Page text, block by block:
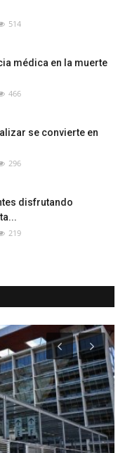
514
médica en la muerte
466
se convierte en
296
disfrutando
219